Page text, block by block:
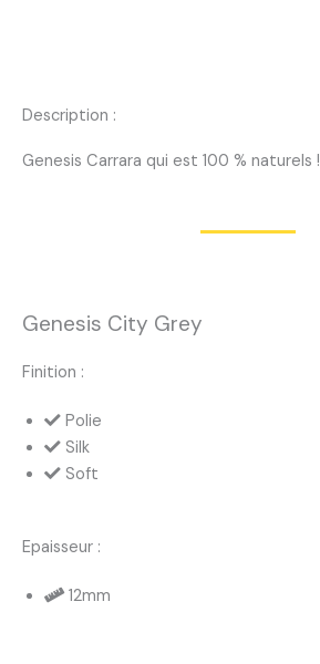
Description :
Genesis Carrara qui est 100 % naturels !
Genesis City Grey
Finition :
Polie
Silk
Soft
Epaisseur :
12mm